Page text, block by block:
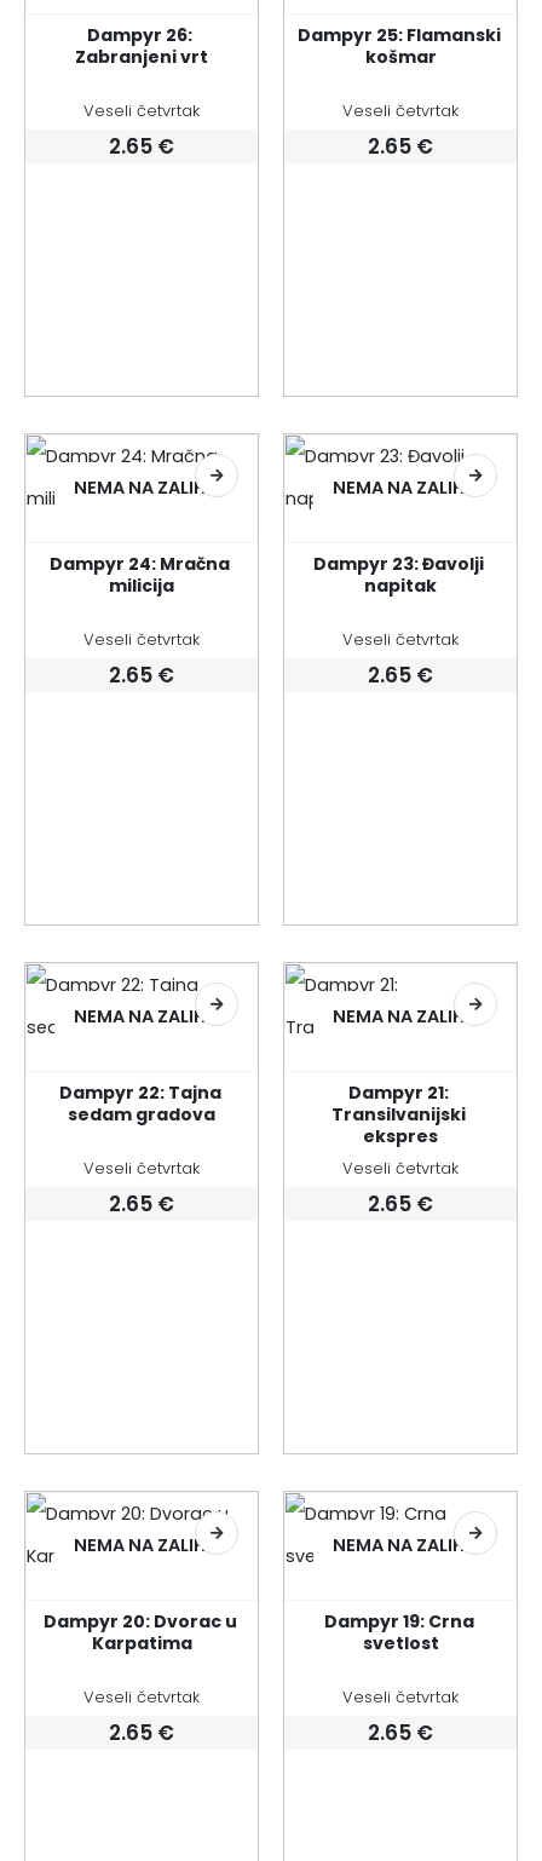
Dampyr 26:
Zabranjeni vrt
Veseli četvrtak
2.65 €
Dampyr 25: Flamanski
košmar
Veseli četvrtak
2.65 €
NEMA NA ZALIHI
Dampyr 24: Mračna
milicija
Veseli četvrtak
2.65 €
NEMA NA ZALIHI
Dampyr 23: Đavolji
napitak
Veseli četvrtak
2.65 €
NEMA NA ZALIHI
Dampyr 22: Tajna
sedam gradova
Veseli četvrtak
2.65 €
NEMA NA ZALIHI
Dampyr 21:
Transilvanijski
ekspres
Veseli četvrtak
2.65 €
NEMA NA ZALIHI
Dampyr 20: Dvorac u
Karpatima
Veseli četvrtak
2.65 €
NEMA NA ZALIHI
Dampyr 19: Crna
svetlost
Veseli četvrtak
2.65 €